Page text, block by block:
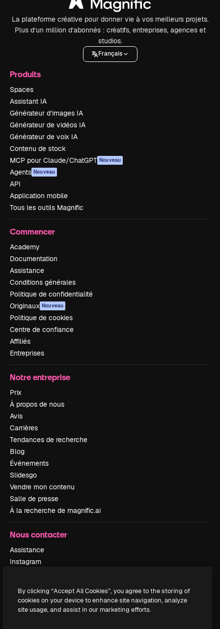
La plateforme créative pour donner vie à vos meilleurs projets.
Plus d’un million d’abonnés : créatifs, entreprises, agences et
studios.
Français
Produits
Spaces
Assistant IA
Générateur d’images IA
Générateur de vidéos IA
Générateur de voix IA
Contenu de stock
MCP pour Claude/ChatGPT Nouveau
Agents Nouveau
API
Application mobile
Tous les outils Magnific
Commencer
Academy
Documentation
Assistance
Conditions générales
Politique de confidentialité
Originaux Nouveau
Politique de cookies
Centre de confiance
Affiliés
Entreprises
Notre entreprise
Prix
À propos de nous
Avis
Carrières
Tendances de recherche
Blog
Événements
Slidesgo
Vendre mon contenu
Salle de presse
À la recherche de magnific.ai
Nous contacter
Assistance
Instagram
TikTok
Discord
By clicking “Accept All Cookies”, you agree to the storing of
cookies on your device to enhance site navigation, analyze
site usage, and assist in our marketing efforts.